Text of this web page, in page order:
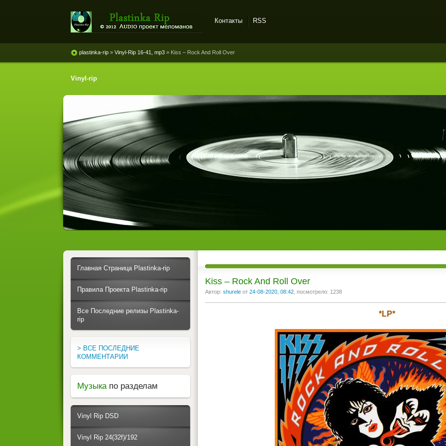
винила и магнитоальбомов
Контакты RSS
plastinka-rip » Vinyl-Rip 16-41, mp3 » Kiss ‎– Rock And Roll Over
Vinyl-rip
Kiss ‎– Rock And Roll Over
Автор: shurele от 24-08-2020, 08:42 , посмотрело: 1238
*LP*
Главная Страница Plastinka-rip
Правила Проекта Plastinka-rip
Все Последние релизы Plastinka-
rip
> ВСЕ ПОСЛЕДНИЕ
КОММЕНТАРИИ
Музыка по разделам
Vinyl Rip DSD
Vinyl Rip 24(32f)/192